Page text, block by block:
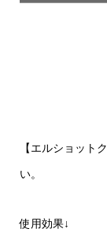
【エルショット
い。
使用効果↓